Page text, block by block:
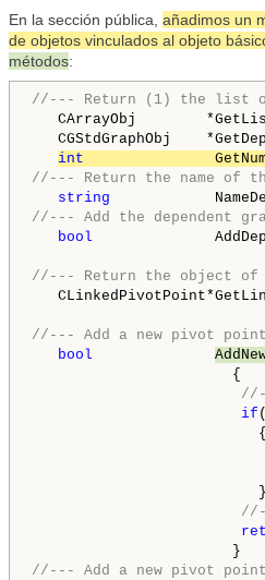
En la sección pública, añadimos un
de objetos vinculados al objeto
métodos:
//--- Return (1) the list of
CArrayObj
CGStdGraphObj
int
//--- Return the name of
string
//--- Add the dependent
bool
//--- Return the object of
//--- Add a new pivot
bool
{
if (
{
}
//--- Add a new pivot